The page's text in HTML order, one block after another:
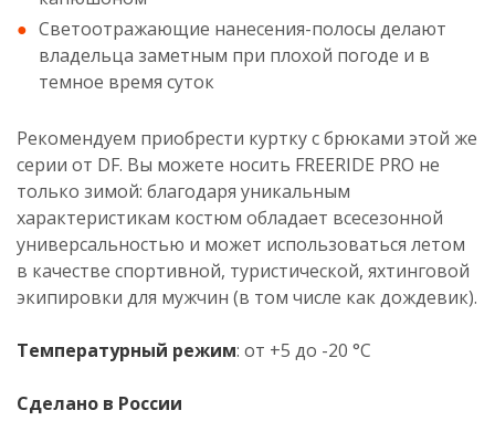
Светоотражающие нанесения-полосы делают
владельца заметным при плохой погоде и в
темное время суток
Рекомендуем приобрести куртку с брюками этой же
серии от DF. Вы можете носить FREERIDE PRO не
только зимой: благодаря уникальным
характеристикам костюм обладает всесезонной
универсальностью и может использоваться летом
в качестве спортивной, туристической, яхтинговой
экипировки для мужчин (в том числе как дождевик).
Температурный режим: от +5 до -20 °С
Сделано в России